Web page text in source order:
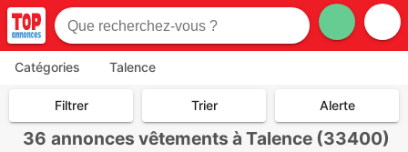
Catégories Talence
Filtrer Trier Alerte
36 annonces vêtements à Talence (33400)